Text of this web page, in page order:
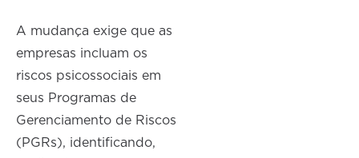
A mudança exige que as
empresas incluam os
riscos psicossociais em
seus Programas de
Gerenciamento de Riscos
(PGRs), identificando,